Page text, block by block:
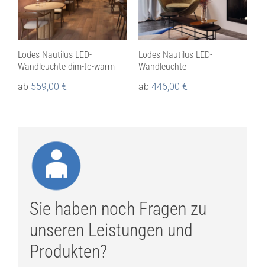
Lodes Nautilus LED-
Wandleuchte dim-to-warm
ab 559,00 €
Lodes Nautilus LED-
Wandleuchte
ab 446,00 €
Sie haben noch Fragen zu
unseren Leistungen und
Produkten?